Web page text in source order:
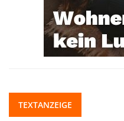
TEXTANZEIGE